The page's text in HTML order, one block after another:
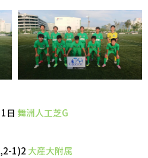
日 舞洲人工芝G
1)2 大産大附属